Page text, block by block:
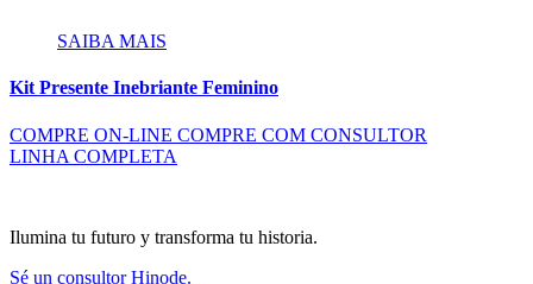
SAIBA MAIS
Kit Presente Inebriante Feminino
COMPRE ON-LINE COMPRE COM CONSULTOR
LINHA COMPLETA
Ilumina tu futuro y transforma tu historia.
Sé un consultor Hinode.